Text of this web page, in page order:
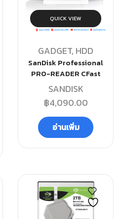
QUICK VIEW
GADGET, HDD
SanDisk Professional
PRO-READER CFast
SANDISK
฿4,090.00
อ่านเพิ่ม